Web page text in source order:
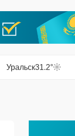
Уральск31.2°